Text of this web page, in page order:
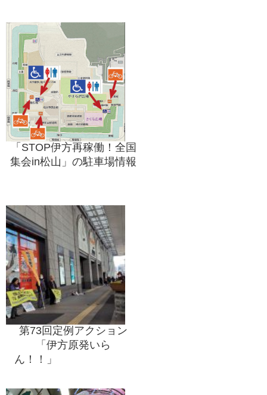
「STOP伊方再稼働！全国
集会in松山」の駐車場情報
第73回定例アクション
「伊方原発いら
ん！！」
差止訴訟の勝利に向け